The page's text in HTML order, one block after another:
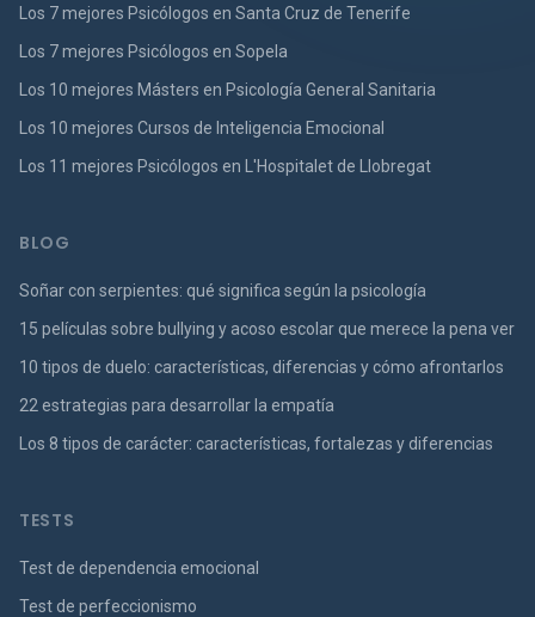
Los 7 mejores Psicólogos en Santa Cruz de Tenerife
Los 7 mejores Psicólogos en Sopela
Los 10 mejores Másters en Psicología General Sanitaria
Los 10 mejores Cursos de Inteligencia Emocional
Los 11 mejores Psicólogos en L'Hospitalet de Llobregat
BLOG
Soñar con serpientes: qué significa según la psicología
15 películas sobre bullying y acoso escolar que merece la pena ver
10 tipos de duelo: características, diferencias y cómo afrontarlos
22 estrategias para desarrollar la empatía
Los 8 tipos de carácter: características, fortalezas y diferencias
TESTS
Test de dependencia emocional
Test de perfeccionismo